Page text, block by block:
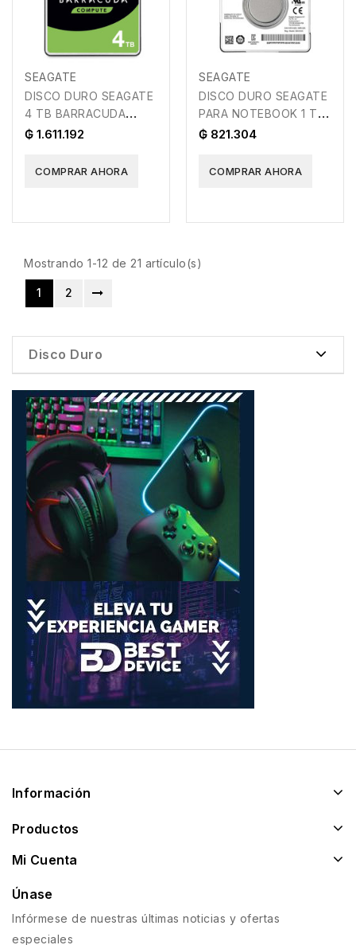
SEAGATE
DISCO DURO SEAGATE
4 TB BARRACUDA
5400 256MB
₲ 1.611.192
COMPRAR AHORA
SEAGATE
DISCO DURO SEAGATE
PARA NOTEBOOK 1 TB
5400
₲ 821.304
COMPRAR AHORA
Mostrando 1-12 de 21 artículo(s)
1 2
Disco Duro
Información
Productos
Mi Cuenta
Únase
Infórmese de nuestras últimas noticias y ofertas
especiales